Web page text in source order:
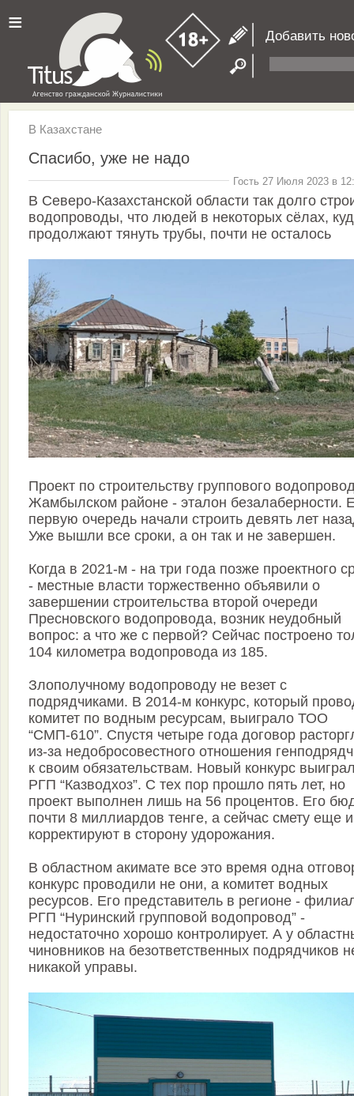
≡ Добавить
В Казахстане
Спасибо, уже не надо
Гость 27 Июля 2023 в
В Северо-Казахстанской области так долго
водопроводы, что людей в некоторых сёлах,
продолжают тянуть трубы, почти не осталось
Проект по строительству группового
Жамбылском районе - эталон беза­лаберности.
первую очередь начали строить девять лет
Уже вышли все сроки, а он так и не завершен.
Когда в 2021-м - на три года позже проект­ного
- местные власти торжественно объявили о
завершении строительства второй очереди
Пресновского водопровода, возник неудобный
вопрос: а что же с первой? Сейчас построено
104 километра водопровода из 185.
Злополучному водопроводу не везет с
подрядчиками. В 2014-м конкурс, который
комитет по водным ресурсам, выиграло ТОО
“СМП-610”. Спустя четыре года договор
из-за недобросовестного отношения
к своим обязательствам. Новый конкурс
РГП “Казводхоз”. С тех пор прошло пять лет, но
проект выполнен лишь на 56 процентов. Его
почти 8 миллиардов тенге, а сейчас смету еще и
корректируют в сторону удорожания.
В областном акимате все это время одна
конкурс проводили не они, а комитет водных
ресурсов. Его представитель в регионе -
РГП “Нуринский групповой водопровод” -
недостаточно хорошо контролирует. А у
чиновников на безответственных подрядчиков
никакой управы.